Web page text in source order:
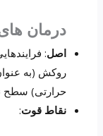
درمان
اصل:
روکش (به
حرارتی) سطح
نقاط قوت: